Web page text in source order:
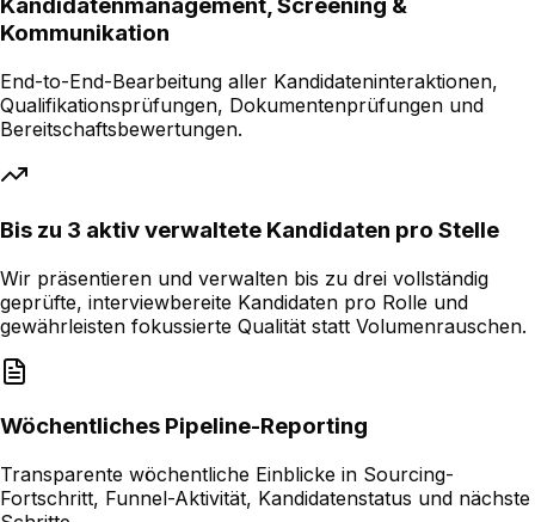
Kandidatenmanagement, Screening &
Kommunikation
End-to-End-Bearbeitung aller Kandidateninteraktionen,
Qualifikationsprüfungen, Dokumentenprüfungen und
Bereitschaftsbewertungen.
Bis zu 3 aktiv verwaltete Kandidaten pro Stelle
Wir präsentieren und verwalten bis zu drei vollständig
geprüfte, interviewbereite Kandidaten pro Rolle und
gewährleisten fokussierte Qualität statt Volumenrauschen.
Wöchentliches Pipeline-Reporting
Transparente wöchentliche Einblicke in Sourcing-
Fortschritt, Funnel-Aktivität, Kandidatenstatus und nächste